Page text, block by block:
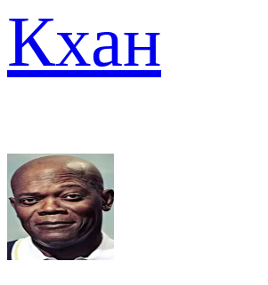
Кхан